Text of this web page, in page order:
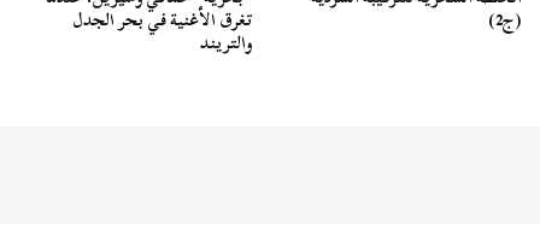
(ج2) تغرق الأغنية في بحر الجدل
والتريند